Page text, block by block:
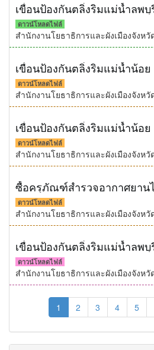
ดาวน์โหลดไฟล์
สำนักงานโยธาธิการและผังเมืองจังห
ดาวน์โหลดไฟล์
สำนักงานโยธาธิการและผังเมืองจังห
ดาวน์โหลดไฟล์
สำนักงานโยธาธิการและผังเมืองจังห
ดาวน์โหลดไฟล์
สำนักงานโยธาธิการและผังเมืองจังห
ดาวน์โหลดไฟล์
สำนักงานโยธาธิการและผังเมืองจังห
1 2 3 4 5